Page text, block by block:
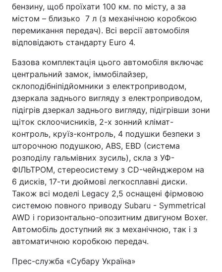
бензину, щоб проїхати 100 км. по місту, а за
містом – близько 7 л (з механічною коробкою
перемикання передач). Всі версії автомобіля
відповідають стандарту Euro 4.
Базова комплектація цього автомобіля включає
центральний замок, іммобілайзер,
склоподібніпідйомники з електроприводом,
дзеркала заднього вигляду з електроприводом,
підігрів дзеркал заднього вигляду, підігрівши зони
щіток склоочисників, 2-х зонний клімат-
контроль, круїз-контроль, 4 подушки безпеки з
шторочною подушкою, ABS, EBD (система
розподілу гальмівних зусиль), скла з УФ-
ФІЛЬТРОМ, стереосистему з CD-чейнджером на
6 дисків, 17-ти дюймові легкосплавні диски.
Також всі моделі Legacy 2,5 оснащені фірмовою
системою повного приводу Subaru - Symmetrical
AWD і горизонтально-опозитним двигуном Boxer.
Автомобіль доступний як з механічною, так і з
автоматичною коробкою передач.
Прес-служба «Субару Україна»